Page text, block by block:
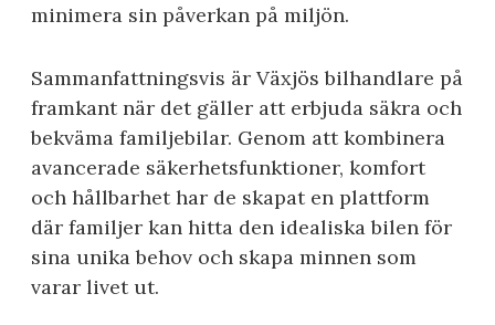
minimera sin påverkan på miljön.
Sammanfattningsvis är Växjös bilhandlare på
framkant när det gäller att erbjuda säkra och
bekväma familjebilar. Genom att kombinera
avancerade säkerhetsfunktioner, komfort
och hållbarhet har de skapat en plattform
där familjer kan hitta den idealiska bilen för
sina unika behov och skapa minnen som
varar livet ut.